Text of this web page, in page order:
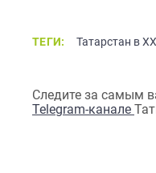
ТЕГИ: Татарстан в
Следите за самым
Telegram-канале